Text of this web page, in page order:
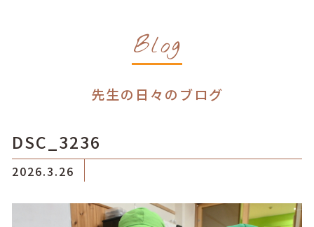
Blog
先生の日々のブログ
DSC_3236
2026.3.26